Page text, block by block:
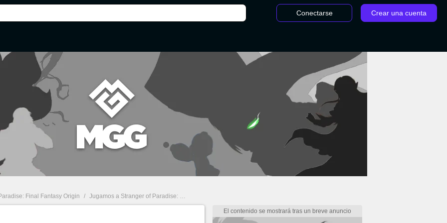
Conectarse Crear una cuenta
Final Fantasy Origin / Jugamos a Stranger of Paradise: Final Fantasy Origin, con gameplay exclusivo: mucho que mejorar aún